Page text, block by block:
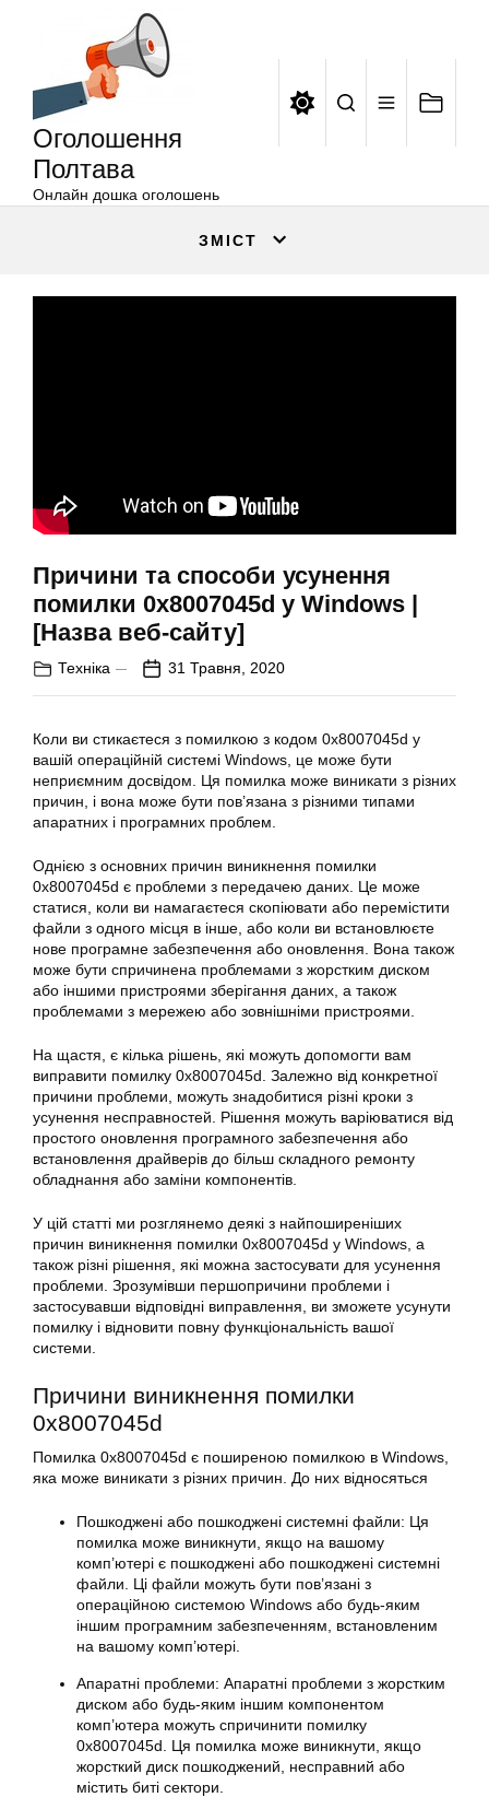
Оголошення
Полтава
Онлайн дошка оголошень
ЗМІСТ
Причини та способи усунення
помилки 0x8007045d у Windows |
[Назва веб-сайту]
Техніка 31 Травня, 2020
Коли ви стикаєтеся з помилкою з кодом 0x8007045d у
вашій операційній системі Windows, це може бути
неприємним досвідом. Ця помилка може виникати з різних
причин, і вона може бути пов’язана з різними типами
апаратних і програмних проблем.
Однією з основних причин виникнення помилки
0x8007045d є проблеми з передачею даних. Це може
статися, коли ви намагаєтеся скопіювати або перемістити
файли з одного місця в інше, або коли ви встановлюєте
нове програмне забезпечення або оновлення. Вона також
може бути спричинена проблемами з жорстким диском
або іншими пристроями зберігання даних, а також
проблемами з мережею або зовнішніми пристроями.
На щастя, є кілька рішень, які можуть допомогти вам
виправити помилку 0x8007045d. Залежно від конкретної
причини проблеми, можуть знадобитися різні кроки з
усунення несправностей. Рішення можуть варіюватися від
простого оновлення програмного забезпечення або
встановлення драйверів до більш складного ремонту
обладнання або заміни компонентів.
У цій статті ми розглянемо деякі з найпоширеніших
причин виникнення помилки 0x8007045d у Windows, а
також різні рішення, які можна застосувати для усунення
проблеми. Зрозумівши першопричини проблеми і
застосувавши відповідні виправлення, ви зможете усунути
помилку і відновити повну функціональність вашої
системи.
Причини виникнення помилки
0x8007045d
Помилка 0x8007045d є поширеною помилкою в Windows,
яка може виникати з різних причин. До них відносяться
Пошкоджені або пошкоджені системні файли: Ця
помилка може виникнути, якщо на вашому
комп’ютері є пошкоджені або пошкоджені системні
файли. Ці файли можуть бути пов’язані з
операційною системою Windows або будь-яким
іншим програмним забезпеченням, встановленим
на вашому комп’ютері.
Апаратні проблеми: Апаратні проблеми з жорстким
диском або будь-яким іншим компонентом
комп’ютера можуть спричинити помилку
0x8007045d. Ця помилка може виникнути, якщо
жорсткий диск пошкоджений, несправний або
містить биті сектори.